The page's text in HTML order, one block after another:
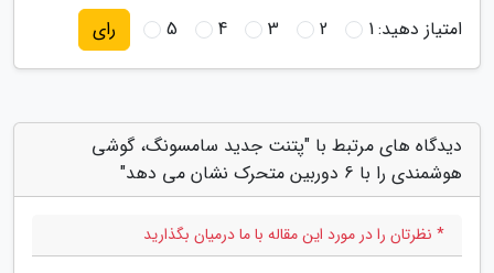
امتیاز دهید:1
2
3
4
5 رای
دیدگاه های مرتبط با "پتنت جدید سامسونگ، گوشی
هوشمندی را با 6 دوربین متحرک نشان می دهد"
* نظرتان را در مورد این مقاله با ما درمیان بگذارید